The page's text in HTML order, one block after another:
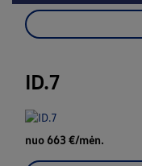
ID.7
nuo 663 €/mėn.